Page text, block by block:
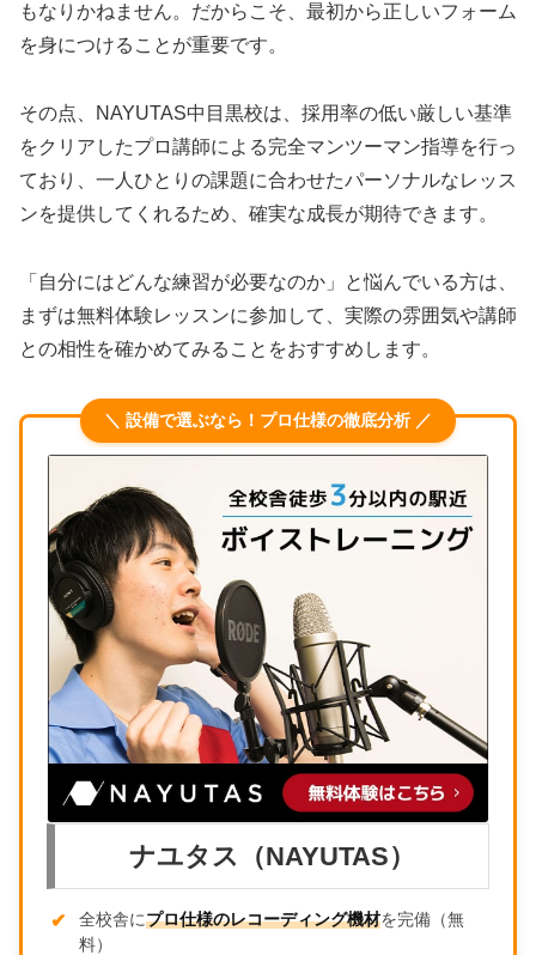
もなりかねません。だからこそ、最初から正しいフォーム
を身につけることが重要です。
その点、NAYUTAS中目黒校は、採用率の低い厳しい基準
をクリアしたプロ講師による完全マンツーマン指導を行っ
ており、一人ひとりの課題に合わせたパーソナルなレッス
ンを提供してくれるため、確実な成長が期待できます。
「自分にはどんな練習が必要なのか」と悩んでいる方は、
まずは無料体験レッスンに参加して、実際の雰囲気や講師
との相性を確かめてみることをおすすめします。
＼ 設備で選ぶなら！プロ仕様の徹底分析 ／
ナユタス（NAYUTAS）
全校舎にプロ仕様のレコーディング機材を完備（無
料）